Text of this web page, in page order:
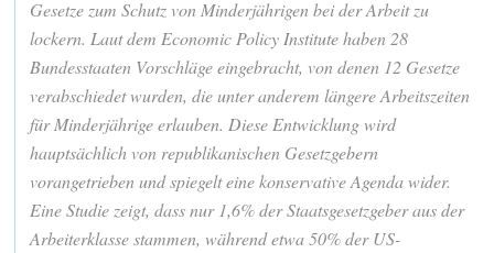
Gesetze zum Schutz von Minderjährigen bei der Arbeit zu
lockern. Laut dem Economic Policy Institute haben 28
Bundesstaaten Vorschläge eingebracht, von denen 12 Gesetze
verabschiedet wurden, die unter anderem längere Arbeitszeiten
für Minderjährige erlauben. Diese Entwicklung wird
hauptsächlich von republikanischen Gesetzgebern
vorangetrieben und spiegelt eine konservative Agenda wider.
Eine Studie zeigt, dass nur 1,6% der Staatsgesetzgeber aus der
Arbeiterklasse stammen, während etwa 50% der US-